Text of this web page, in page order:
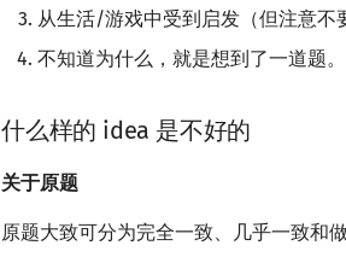
从生活/游戏中受到启发（但注意不
不知道为什么，就是想到了一道题。
什么样的 idea 是不好的
关于原题
原题大致可分为完全一致、几乎一致和